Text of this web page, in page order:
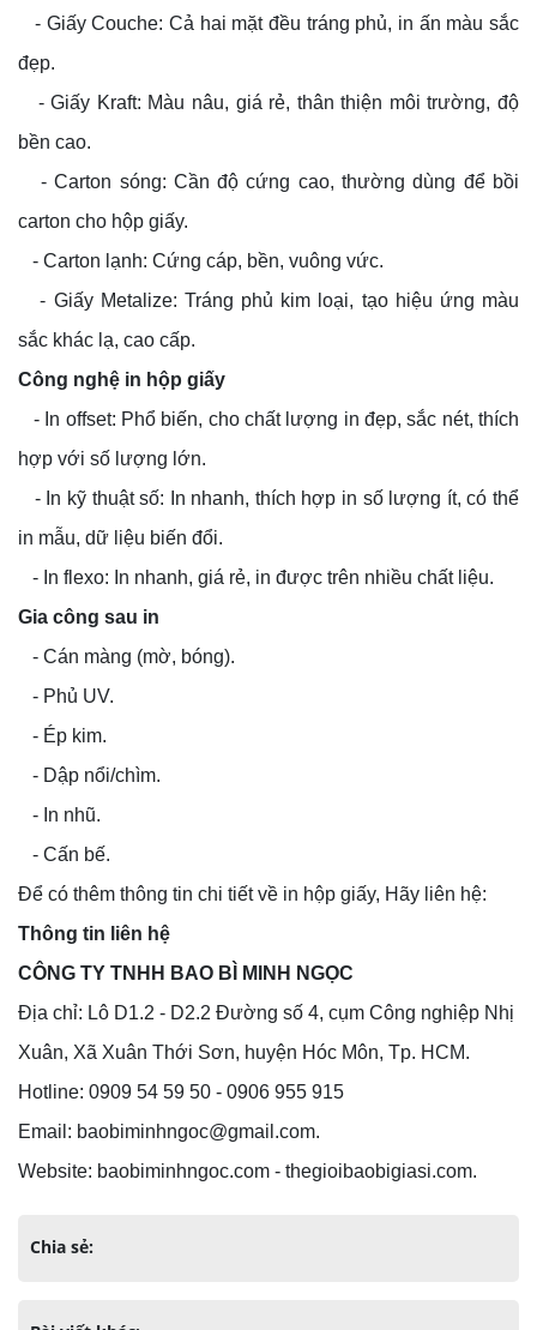
- Giấy Couche: Cả hai mặt đều tráng phủ, in ấn màu sắc
đẹp.
- Giấy Kraft: Màu nâu, giá rẻ, thân thiện môi trường, độ
bền cao.
- Carton sóng: Cần độ cứng cao, thường dùng để bồi
carton cho hộp giấy.
- Carton lạnh: Cứng cáp, bền, vuông vức.
- Giấy Metalize: Tráng phủ kim loại, tạo hiệu ứng màu
sắc khác lạ, cao cấp.
Công nghệ in hộp giấy
- In offset: Phổ biến, cho chất lượng in đẹp, sắc nét, thích
hợp với số lượng lớn.
- In kỹ thuật số: In nhanh, thích hợp in số lượng ít, có thể
in mẫu, dữ liệu biến đổi.
- In flexo: In nhanh, giá rẻ, in được trên nhiều chất liệu.
Gia công sau in
- Cán màng (mờ, bóng).
- Phủ UV.
- Ép kim.
- Dập nổi/chìm.
- In nhũ.
- Cấn bế.
Để có thêm thông tin chi tiết về in hộp giấy, Hãy liên hệ:
Thông tin liên hệ
CÔNG TY TNHH BAO BÌ MINH NGỌC
Địa chỉ: Lô D1.2 - D2.2 Đường số 4, cụm Công nghiệp Nhị
Xuân, Xã Xuân Thới Sơn, huyện Hóc Môn, Tp. HCM.
Hotline: 0909 54 59 50 - 0906 955 915
Email: baobiminhngoc@gmail.com.
Website: baobiminhngoc.com - thegioibaobigiasi.com.
Chia sẻ: